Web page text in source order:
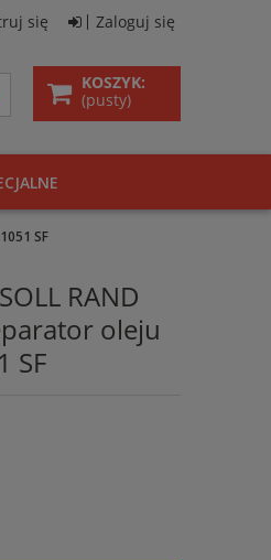
się Zaloguj się
KOSZYK:
(pusty)
SF
RAND
oleju
SF